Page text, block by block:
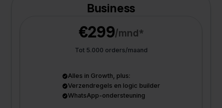
Business
€299/mnd*
Tot 5.000 orders/maand
Alles in Growth, plus:
Verzendregels en logic builder
WhatsApp-ondersteuning